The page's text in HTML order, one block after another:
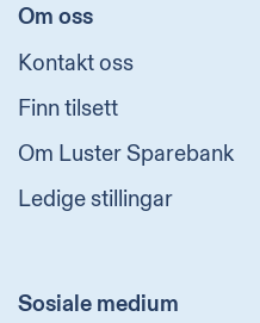
Om oss
Kontakt oss
Finn tilsett
Om Luster Sparebank
Ledige stillingar
Sosiale medium